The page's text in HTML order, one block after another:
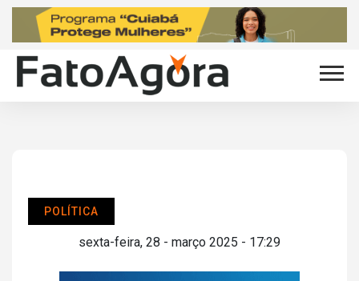
POLÍTICA
sexta-feira, 28 - março 2025 - 17:29